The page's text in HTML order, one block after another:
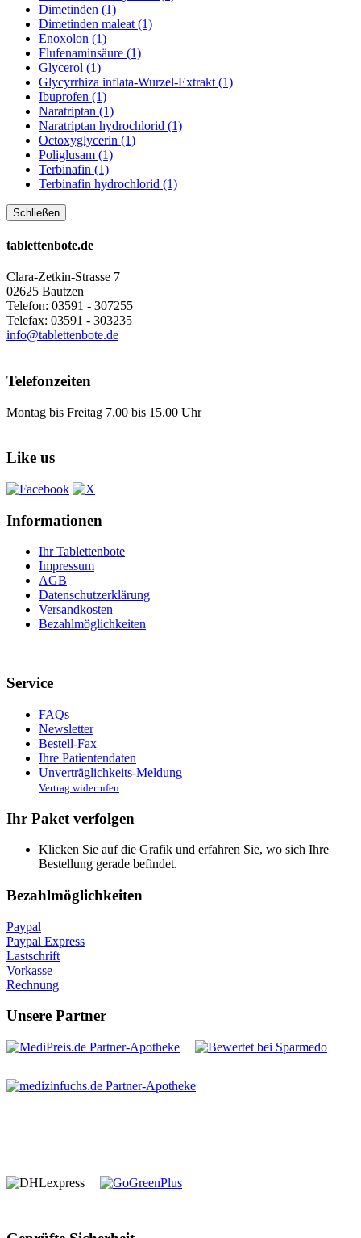
Dimetinden (1)
Dimetinden maleat (1)
Enoxolon (1)
Flufenaminsäure (1)
Glycerol (1)
Glycyrrhiza inflata-Wurzel-Extrakt (1)
Ibuprofen (1)
Naratriptan (1)
Naratriptan hydrochlorid (1)
Octoxyglycerin (1)
Poliglusam (1)
Terbinafin (1)
Terbinafin hydrochlorid (1)
Schließen
tablettenbote.de
Clara-Zetkin-Strasse 7
02625 Bautzen
Telefon: 03591 - 307255
Telefax: 03591 - 303235
info@tablettenbote.de
Telefonzeiten
Montag bis Freitag 7.00 bis 15.00 Uhr
Like us
Informationen
Ihr Tablettenbote
Impressum
AGB
Datenschutzerklärung
Versandkosten
Bezahlmöglichkeiten
Service
FAQs
Newsletter
Bestell-Fax
Ihre Patientendaten
Unverträglichkeits-Meldung
Vertrag widerrufen
Ihr Paket verfolgen
Klicken Sie auf die Grafik und erfahren Sie, wo sich Ihre
Bestellung gerade befindet.
Bezahlmöglichkeiten
Paypal
Paypal Express
Lastschrift
Vorkasse
Rechnung
Unsere Partner